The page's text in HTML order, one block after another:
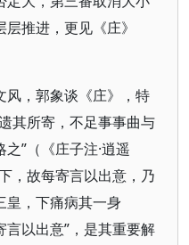
推进，更见《庄》
风，郭象谈《庄》，特
其所寄，不足事事曲与
”（《庄子注·逍遥
，故每寄言以出意，乃
皇，下痛病其一身
言以出意”，是其重要解